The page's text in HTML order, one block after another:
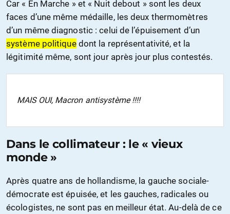
Car « En Marche » et « Nuit debout » sont les deux
faces d’une même médaille, les deux thermomètres
d’un même diagnostic : celui de l’épuisement d’un
système politiquedont la représentativité, et la
légitimité même, sont jour après jour plus contestés.
MAIS OUI, Macron antisystème !!!!
Dans le collimateur : le « vieux
monde »
Après quatre ans de hollandisme, la gauche sociale-
démocrate est épuisée, et les gauches, radicales ou
écologistes, ne sont pas en meilleur état. Au-delà de ce